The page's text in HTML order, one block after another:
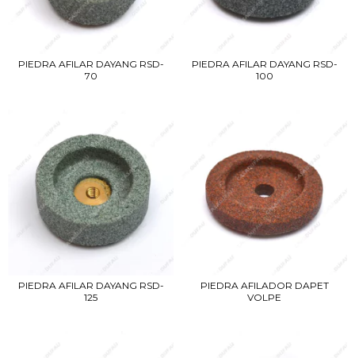
PIEDRA AFILAR DAYANG RSD-
70
PIEDRA AFILAR DAYANG RSD-
100
PIEDRA AFILAR DAYANG RSD-
125
PIEDRA AFILADOR DAPET
VOLPE